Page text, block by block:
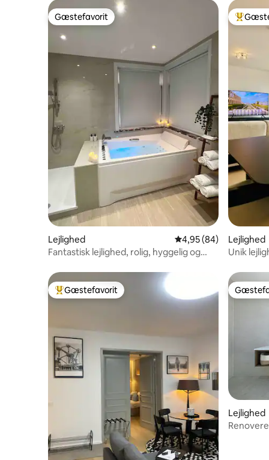
Gæstefavorit
Gæstefavorit
Lejlighed 4,95 ud af 5 i
4,95 (84)
Fantastisk lejlighed, rolig, hyggelig og
Bedste
Lejlighed
Unik
Bedste gæstefavorit
Gæstefavorit
Lejlighed